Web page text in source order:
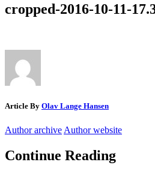
cropped-2016-10-11-
Article By Olav Lange Hansen
Author archive Author website
Continue Reading